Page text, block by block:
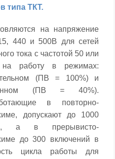
типа ТКТ.
на напряжение
440 и 500В для сетей
тока с частотой 50 или
работу в режимах:
(ПВ = 100%) и
(ПВ = 40%).
в повторно-
допускают до 1000
а в прерывисто-
до 300 включений в
цикла работы для